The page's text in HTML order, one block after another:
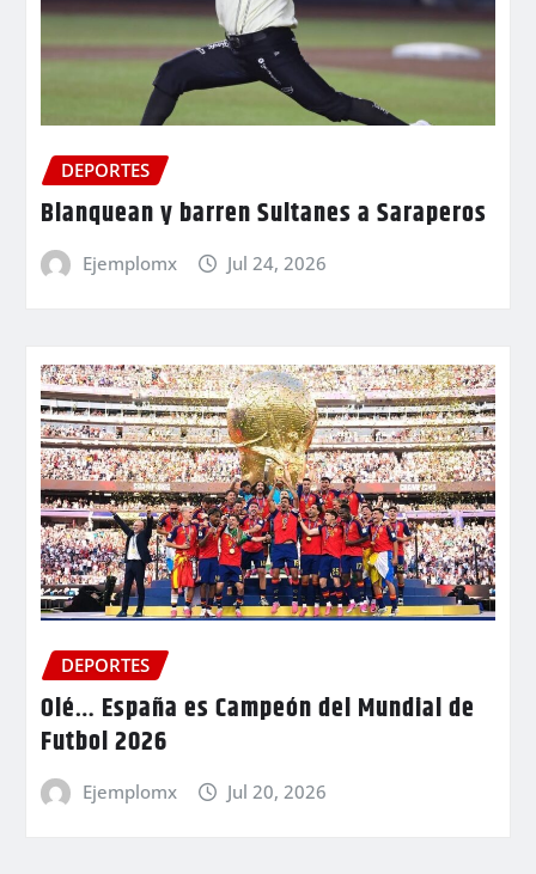
DEPORTES
Blanquean y barren Sultanes a Saraperos
Ejemplomx Jul 24, 2026
DEPORTES
Olé… España es Campeón del Mundial de
Futbol 2026
Ejemplomx Jul 20, 2026